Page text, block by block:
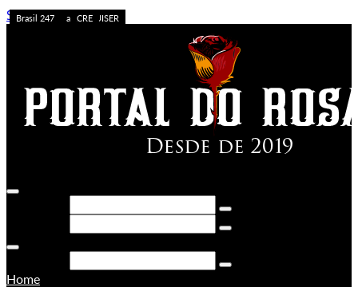
Skip to content
Home
Caos no Acre
Acolhimento
APOSTA ALTA
ACREDITE QUEM QUISER
A FORÇA DO ACRE
Sem categoria
Ação da PF
Sem categoria
Brasil 247
Brasil 247
PORONGA
Brasil 247